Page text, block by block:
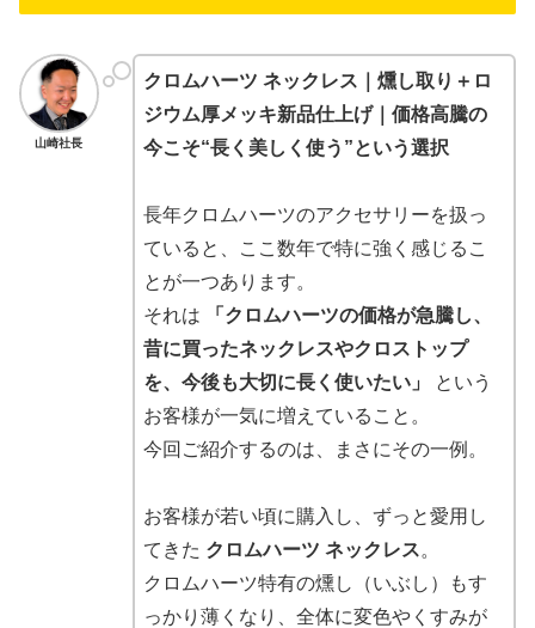
山崎社長
クロムハーツ ネックレス｜燻し取り＋ロ
ジウム厚メッキ新品仕上げ｜価格高騰の
今こそ“長く美しく使う”という選択
長年クロムハーツのアクセサリーを扱っ
ていると、ここ数年で特に強く感じるこ
とが一つあります。
それは
「クロムハーツの価格が急騰し、
昔に買ったネックレスやクロストップ
を、今後も大切に長く使いたい」
という
お客様が一気に増えていること。
今回ご紹介するのは、まさにその一例。
お客様が若い頃に購入し、ずっと愛用し
てきた クロムハーツ ネックレス。
クロムハーツ特有の燻し（いぶし）もす
っかり薄くなり、全体に変色やくすみが